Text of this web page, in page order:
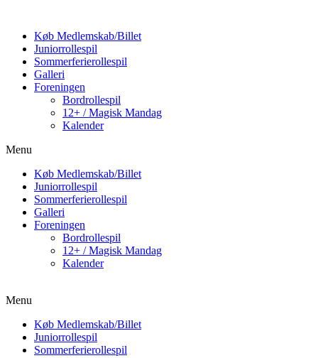
Køb Medlemskab/Billet
Juniorrollespil
Sommerferierollespil
Galleri
Foreningen
Bordrollespil
12+ / Magisk Mandag
Kalender
Menu
Køb Medlemskab/Billet
Juniorrollespil
Sommerferierollespil
Galleri
Foreningen
Bordrollespil
12+ / Magisk Mandag
Kalender
Menu
Køb Medlemskab/Billet
Juniorrollespil
Sommerferierollespil